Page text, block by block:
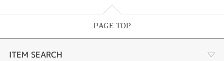
PAGE TOP
ITEM SEARCH